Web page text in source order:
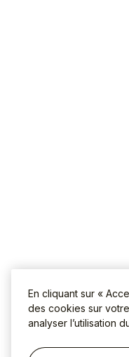
En cliquant sur «
des cookies sur
analyser l’utilisation